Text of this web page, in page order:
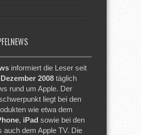
informiert die Leser seit
2008 täglich
rund um Apple. Der
liegt bei den
wie etwa dem
, iPad sowie bei den
auch dem Apple TV. Die